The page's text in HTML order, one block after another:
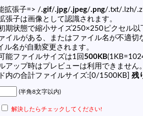
拡張子=> /.gif/.jpg/.jpeg/.png/.txt/.lzh/
張子は画像として認識されます。
期状態で縮小サイズ250×250ピクセル以
イルがある、またはファイル名が不適切
名が自動変更されます。
能ファイルサイズは1回 500KB
アップ時はプレビューは利用できません
内の合計ファイルサイズ:[0/1500KB] 残
(半角8文字以内)
解決したらチェックしてください!